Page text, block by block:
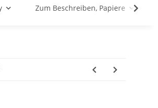
Zum Beschreiben, Papiere